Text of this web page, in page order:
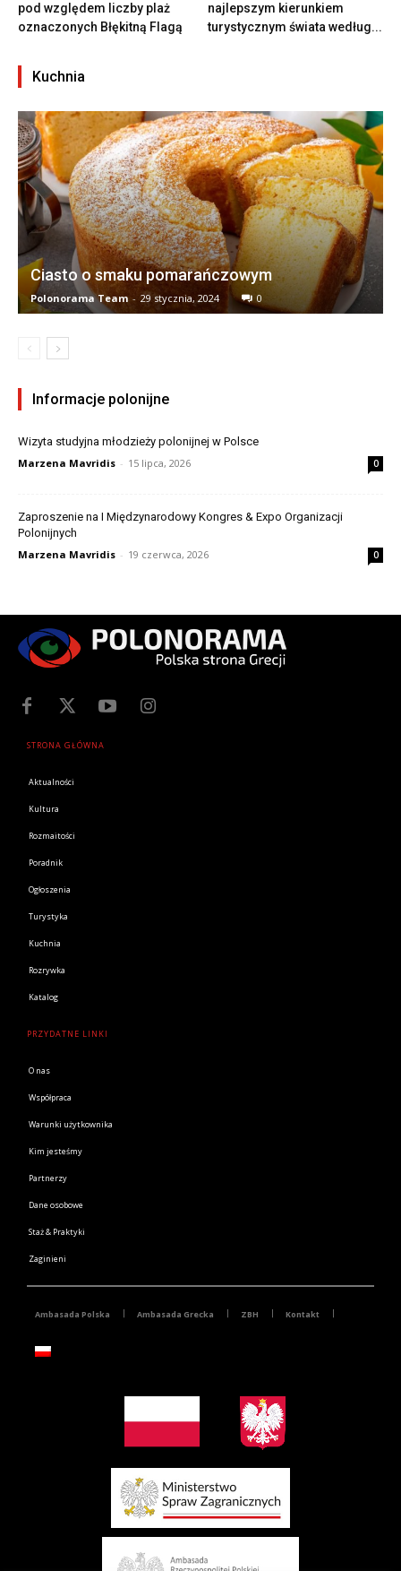
pod względem liczby plaż
oznaczonych Błękitną Flagą
najlepszym kierunkiem
turystycznym świata według...
Kuchnia
Ciasto o smaku pomarańczowym
Polonorama Team - 29 stycznia, 2024 0
Informacje polonijne
Wizyta studyjna młodzieży polonijnej w Polsce
Marzena Mavridis - 15 lipca, 2026 0
Zaproszenie na I Międzynarodowy Kongres & Expo Organizacji
Polonijnych
Marzena Mavridis - 19 czerwca, 2026 0
STRONA GŁÓWNA
Aktualności
Kultura
Rozmaitości
Poradnik
Ogłoszenia
Turystyka
Kuchnia
Rozrywka
Katalog
PRZYDATNE LINKI
O nas
Współpraca
Warunki użytkownika
Kim jesteśmy
Partnerzy
Dane osobowe
Staż & Praktyki
Zaginieni
Ambasada Polska Ambasada Grecka ZBH Kontakt